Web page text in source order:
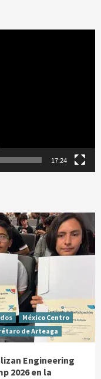
17:24
México Centro
de Arteaga
Engineering
2026 en la